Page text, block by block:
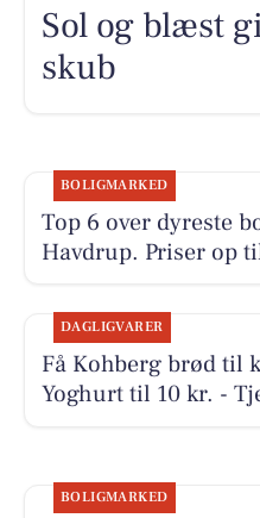
Sol og blæst
skub
BOLIGMARKED
Top 6 over dyreste
Havdrup. Priser op
DAGLIGVARER
Få Kohberg brød til
Yoghurt til 10 kr. -
BOLIGMARKED